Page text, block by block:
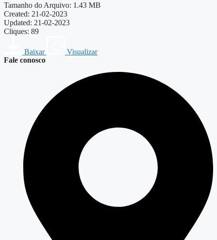
Tamanho do Arquivo: 1.43 MB
Created: 21-02-2023
Updated: 21-02-2023
Cliques: 89
Baixar
Visualizar
Fale conosco